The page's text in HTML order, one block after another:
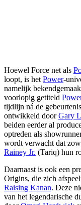
Hoewel Force net als
loopt, is het Power-
namelijk
voorlopig getiteld
tijdlijn ná de
ontwikkeld doorGary
beiden eerder al
optreden als
wordt verwacht dat
Rainey Jr. (Tariq) hun
Daarnaast is ook een
Origins, die zich
Raising Kanan. Deze
van het legendarische